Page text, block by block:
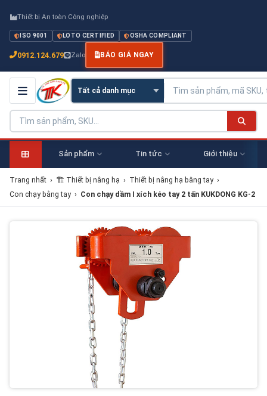
Thiết bị An toàn Công nghiệp
ISO 9001 LOTO CERTIFIED OSHA COMPLIANT
0912.124.679 Zalo BÁO GIÁ NGAY
Sản phẩm Tin tức Giới thiệu
Trang nhất › 🏗 Thiết bị nâng hạ › Thiết bị nâng hạ bằng tay ›
Con chạy bằng tay › Con chạy dầm I xích kéo tay 2 tấn KUKDONG KG-2